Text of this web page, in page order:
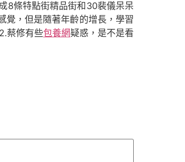
8條特點街精品街和30裴儀呆呆
覺，但是隨著年齡的增長，學習
蔡修有些包養網疑惑，是不是看